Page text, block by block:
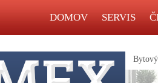
DOMOV SERVIS
Bytový